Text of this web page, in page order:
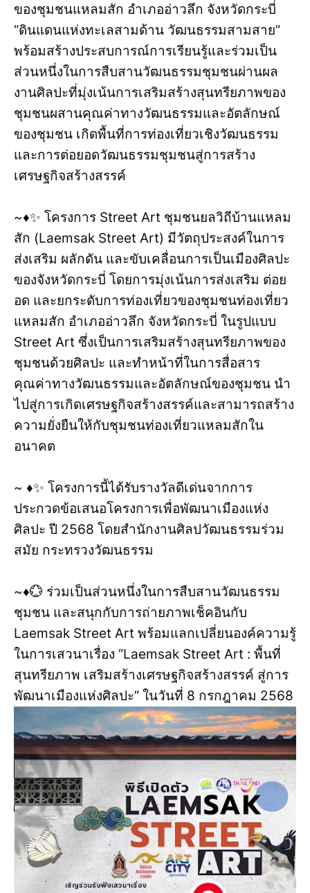
ของชุมชนแหลมสัก อำเภออ่าวลึก จังหวัดกระบี่
“ดินแดนแห่งทะเลสามด้าน วัฒนธรรมสามสาย”
พร้อมสร้างประสบการณ์การเรียนรู้และร่วมเป็น
ส่วนหนึ่งในการสืบสานวัฒนธรรมชุมชนผ่านผล
งานศิลปะที่มุ่งเน้นการเสริมสร้างสุนทรียภาพของ
ชุมชนผสานคุณค่าทางวัฒนธรรมและอัตลักษณ์
ของชุมชน เกิดพื้นที่การท่องเที่ยวเชิงวัฒนธรรม
และการต่อยอดวัฒนธรรมชุมชนสู่การสร้าง
เศรษฐกิจสร้างสรรค์
~♦️✨️ โครงการ Street Art ชุมชนยลวิถีบ้านแหลม
สัก (Laemsak Street Art) มีวัตถุประสงค์ในการ
ส่งเสริม ผลักดัน และขับเคลื่อนการเป็นเมืองศิลปะ
ของจังหวัดกระบี่ โดยการมุ่งเน้นการส่งเสริม ต่อย
อด และยกระดับการท่องเที่ยวของชุมชนท่องเที่ยว
แหลมสัก อำเภออ่าวลึก จังหวัดกระบี่ ในรูปแบบ
Street Art ซึ่งเป็นการเสริมสร้างสุนทรียภาพของ
ชุมชนด้วยศิลปะ และทำหน้าที่ในการสื่อสาร
คุณค่าทางวัฒนธรรมและอัตลักษณ์ของชุมชน นำ
ไปสู่การเกิดเศรษฐกิจสร้างสรรค์และสามารถสร้าง
ความยั่งยืนให้กับชุมชนท่องเที่ยวแหลมสักใน
อนาคต
~ ♦️✨️ โครงการนี้ได้รับรางวัลดีเด่นจากการ
ประกวดข้อเสนอโครงการเพื่อพัฒนาเมืองแห่ง
ศิลปะ ปี 2568 โดยสำนักงานศิลปวัฒนธรรมร่วม
สมัย กระทรวงวัฒนธรรม
~♦️💮 ร่วมเป็นส่วนหนึ่งในการสืบสานวัฒนธรรม
ชุมชน และสนุกกับการถ่ายภาพเช็คอินกับ
Laemsak Street Art พร้อมแลกเปลี่ยนองค์ความรู้
ในการเสวนาเรื่อง “Laemsak Street Art : พื้นที่
สุนทรียภาพ เสริมสร้างเศรษฐกิจสร้างสรรค์ สู่การ
พัฒนาเมืองแห่งศิลปะ” ในวันที่ 8 กรกฎาคม 2568